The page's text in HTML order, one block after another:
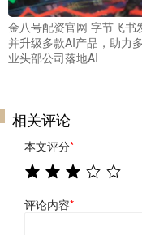
金八号配资官网 字节飞书
并升级多款AI产品，助力
业头部公司落地AI
相关评论
本文评分*
评论内容*